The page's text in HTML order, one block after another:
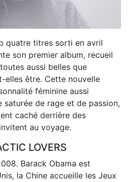
quatre titres sorti en avril
son premier album, recueil
aussi belles que
elles être. Cette nouvelle
féminine aussi
saturée de rage et de passion,
caché derrière des
au voyage.
LOVERS
Barack Obama est
la Chine accueille les Jeux